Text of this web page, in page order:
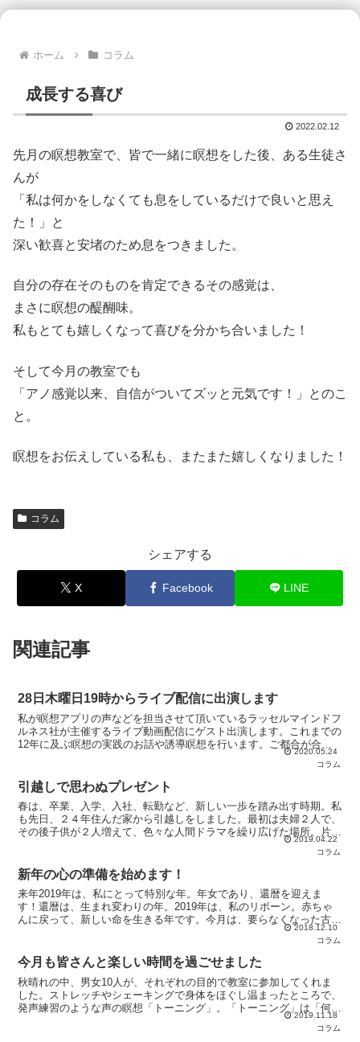
ホーム コラム
成長する喜び
2022.02.12
先月の瞑想教室で、皆で一緒に瞑想をした後、ある生徒さ
んが
「私は何かをしなくても息をしているだけで良いと思え
た！」と
深い歓喜と安堵のため息をつきました。
自分の存在そのものを肯定できるその感覚は、
まさに瞑想の醍醐味。
私もとても嬉しくなって喜びを分かち合いました！
そして今月の教室でも
「アノ感覚以来、自信がついてズッと元気です！」とのこ
と。
瞑想をお伝えしている私も、またまた嬉しくなりました！
コラム
シェアする
X Facebook LINE
関連記事
28日木曜日19時からライブ配信に出演します
私が瞑想アプリの声などを担当させて頂いているラッセルマインドフ
ルネス社が主催するライブ動画配信にゲスト出演します。これまでの
12年に及ぶ瞑想の実践のお話や誘導瞑想を行います。ご都合が合え
2020.05.24
コラム
引越しで思わぬプレゼント
春は、卒業、入学、入社、転勤など、新しい一歩を踏み出す時期。私
も先日、２４年住んだ家から引越しをしました。最初は夫婦２人で、
その後子供が２人増えて、色々な人間ドラマを繰り広げた場所。片付
け中に思い出グッズを見つけ、その時の思い出に浸り、図ら...2019.04.22
コラム
新年の心の準備を始めます！
来年2019年は、私にとって特別な年。年女であり、還暦を迎えま
す！還暦は、生まれ変わりの年。2019年は、私のリボーン。赤ちゃ
んに戻って、新しい命を生きる年です。今月は、要らなくなった古い
ものをぜーんぶ断捨離して、ポーンと世界に出て行く準備...2018.12.10
コラム
今月も皆さんと楽しい時間を過ごせました
秋晴れの中、男女10人が、それぞれの目的で教室に参加してくれま
した。ストレッチやシェーキングで身体をほぐし温まったところで、
発声練習のような声の瞑想「トーニング」。「トーニング」は「何故
か気持ち良い」と多くの方がおっしゃいます。歌って踊って...2019.11.18
コラム